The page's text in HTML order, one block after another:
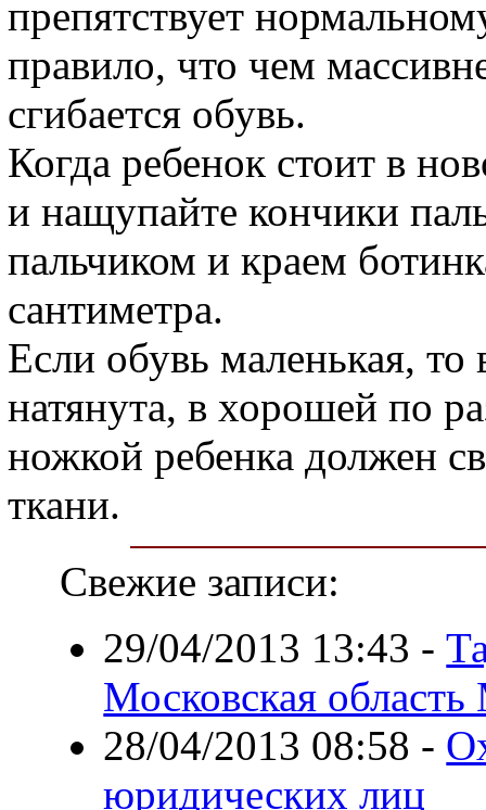
препятствует
правило, что чем
сгибается обувь.
Когда ребенок стоит в
и нащупайте кончики
пальчиком и краем
сантиметра.
Если обувь маленькая, то
натянута, в хорошей по
ножкой ребенка должен
ткани.
Свежие записи:
29/04/2013 13:43 -
Московская
28/04/2013 08:58 -
юридических лиц